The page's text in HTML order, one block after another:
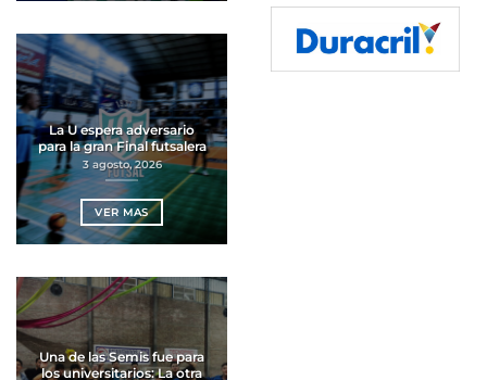
La U espera adversario
para la gran Final futsalera
3 agosto, 2026
VER MAS
Una de las Semis fue para
los universitarios: La otra